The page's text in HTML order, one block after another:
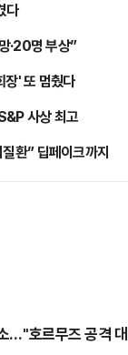
다
·20명 부상”
' 또 멈췄다
사상 최고
환” 딥페이크까지
…"호르무즈 공격